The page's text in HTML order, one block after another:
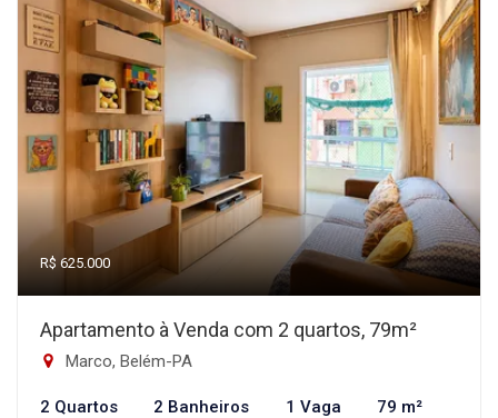
R$ 625.000
Apartamento à Venda com 2 quartos, 79m²
Marco, Belém-PA
2 Quartos 2 Banheiros 1 Vaga 79 m²